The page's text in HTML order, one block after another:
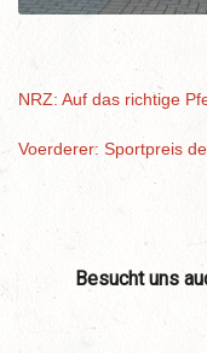
NRZ: Auf das richtige
Voerderer: Sportpreis
Besucht uns